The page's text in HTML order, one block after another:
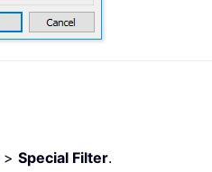
> Special Filter.